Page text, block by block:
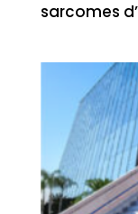
sarcomes